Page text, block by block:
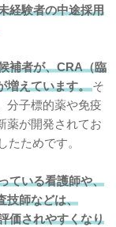
経験者の中途採用
補者が、CRA（臨
増えています。 そ
分子標的薬や免疫
薬が開発されてお
たためです。
ている看護師や、
技師などは、
価されやすくなり